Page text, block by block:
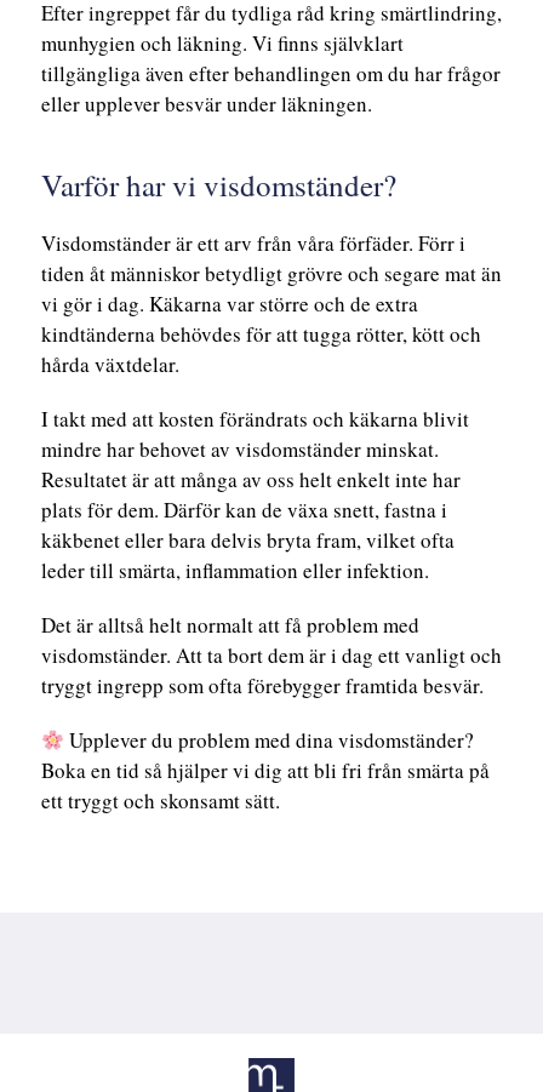
Efter ingreppet får du tydliga råd kring smärtlindring,
munhygien och läkning. Vi finns självklart
tillgängliga även efter behandlingen om du har frågor
eller upplever besvär under läkningen.
Varför har vi visdomständer?
Visdomständer är ett arv från våra förfäder. Förr i
tiden åt människor betydligt grövre och segare mat än
vi gör i dag. Käkarna var större och de extra
kindtänderna behövdes för att tugga rötter, kött och
hårda växtdelar.
I takt med att kosten förändrats och käkarna blivit
mindre har behovet av visdomständer minskat.
Resultatet är att många av oss helt enkelt inte har
plats för dem. Därför kan de växa snett, fastna i
käkbenet eller bara delvis bryta fram, vilket ofta
leder till smärta, inflammation eller infektion.
Det är alltså helt normalt att få problem med
visdomständer. Att ta bort dem är i dag ett vanligt och
tryggt ingrepp som ofta förebygger framtida besvär.
Upplever du problem med dina visdomständer?
Boka en tid så hjälper vi dig att bli fri från smärta på
ett tryggt och skonsamt sätt.